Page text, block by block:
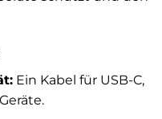
Ein Kabel für USB-C,